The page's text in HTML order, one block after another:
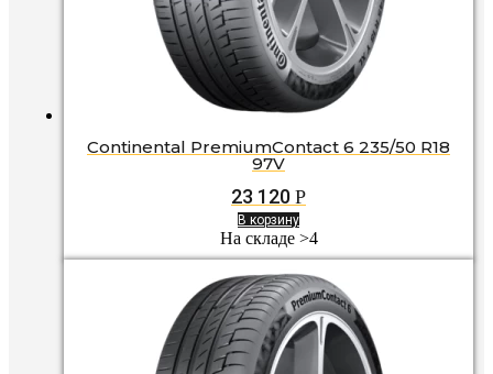
Continental PremiumContact 6 235/50 R18
97V
23 120 Р
В корзину
На складе >4